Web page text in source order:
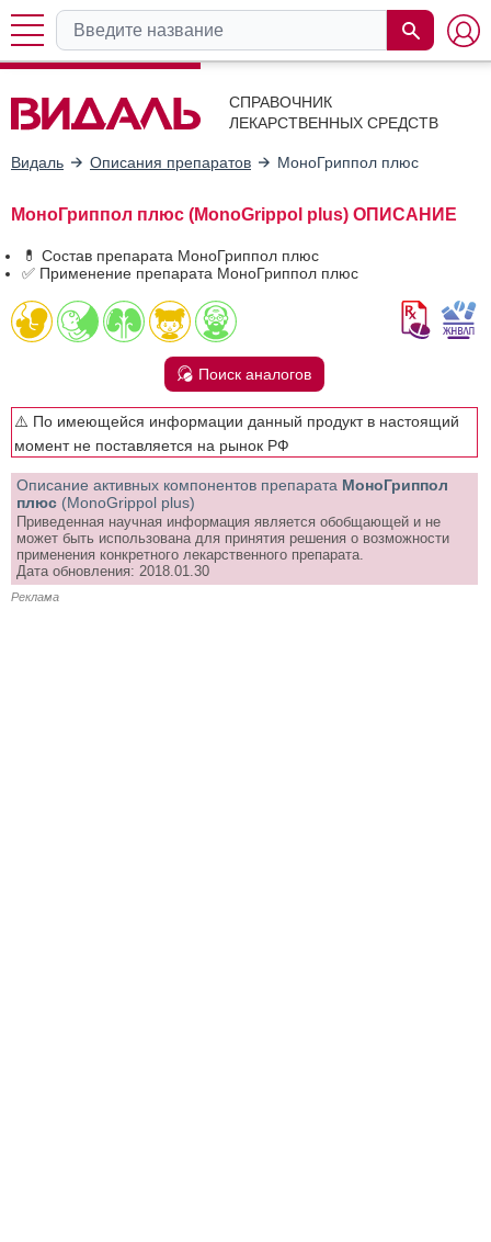
СПРАВОЧНИК
ЛЕКАРСТВЕННЫХ СРЕДСТВ
Видаль Описания препаратов МоноГриппол плюс
МоноГриппол плюс (MonoGrippol plus) ОПИСАНИЕ
💊 Состав препарата МоноГриппол плюс
✅ Применение препарата МоноГриппол плюс
Поиск аналогов
⚠️ По имеющейся информации данный продукт в настоящий
момент не поставляется на рынок РФ
Описание активных компонентов препарата МоноГриппол
плюс (MonoGrippol plus)
Приведенная научная информация является обобщающей и не
может быть использована для принятия решения о возможности
применения конкретного лекарственного препарата.
Дата обновления: 2018.01.30
Реклама